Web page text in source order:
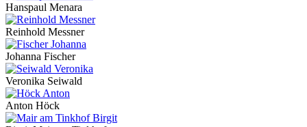
Hanspaul Menara
Reinhold Messner
Johanna Fischer
Veronika Seiwald
Anton Höck